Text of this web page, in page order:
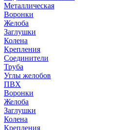
Металлическая
Воронки
Желоба
Заглушки
Колена
Крепления
Соединители
Труба
Углы желобов
ПВХ
Воронки
Желоба
Заглушки
Колена
Крепления